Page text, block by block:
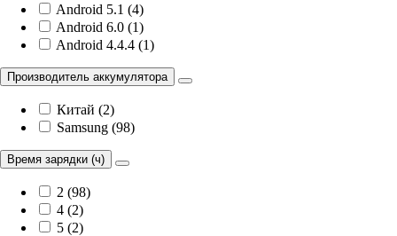
Android 5.1 (4)
Android 6.0 (1)
Android 4.4.4 (1)
Производитель аккумулятора
Китай (2)
Samsung (98)
Время зарядки (ч)
2 (98)
4 (2)
5 (2)